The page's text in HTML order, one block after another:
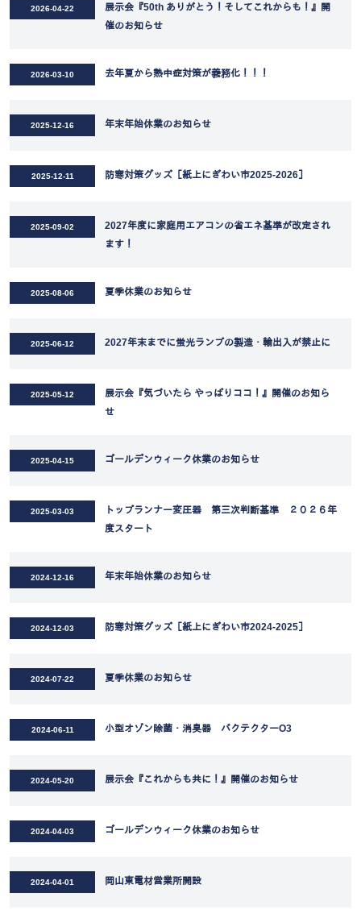
2026-04-22
展示会『50th ありがとう！そしてこれからも！』開
催のお知らせ
2026-03-10 去年夏から熱中症対策が義務化！！！
2025-12-16 年末年始休業のお知らせ
2025-12-11 防寒対策グッズ［紙上にぎわい市2025-2026］
2025-09-02
2027年度に家庭用エアコンの省エネ基準が改定され
ます！
2025-08-06 夏季休業のお知らせ
2025-06-12 2027年末までに蛍光ランプの製造・輸出入が禁止に
2025-05-12
展示会『気づいたら やっぱりココ！』開催のお知ら
せ
2025-04-15 ゴールデンウィーク休業のお知らせ
2025-03-03
トップランナー変圧器 第三次判断基準 ２０２６年
度スタート
2024-12-16 年末年始休業のお知らせ
2024-12-03 防寒対策グッズ［紙上にぎわい市2024-2025］
2024-07-22 夏季休業のお知らせ
2024-06-11 小型オゾン除菌・消臭器 バクテクターO3
2024-05-20 展示会『これからも共に！』開催のお知らせ
2024-04-03 ゴールデンウィーク休業のお知らせ
2024-04-01 岡山東電材営業所開設